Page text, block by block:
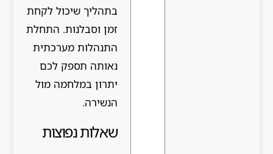
בתהליך שיכול לקחת
זמן וסבלנות. התחלת
התנהלות מערכתית
נאותה תספק לכם
יתרון במלחמה מול
הנשירה.
שאלות נפוצות